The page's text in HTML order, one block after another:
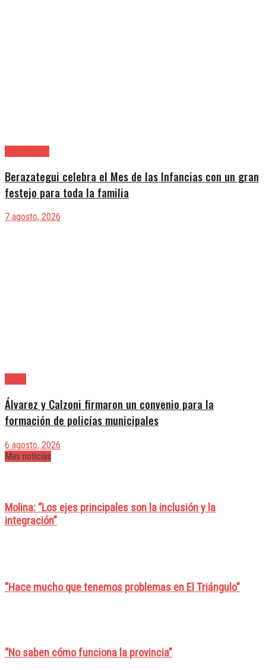
Berazategui celebra el Mes de las Infancias con un gran
festejo para toda la familia
7 agosto, 2026
Álvarez y Calzoni firmaron un convenio para la
formación de policías municipales
6 agosto, 2026
Mas noticias
Molina: “Los ejes principales son la inclusión y la
integración”
"Hace mucho que tenemos problemas en El Triángulo"
“No saben cómo funciona la provincia”